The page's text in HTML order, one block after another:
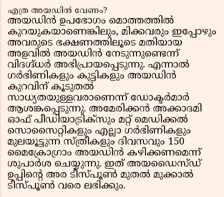
എത്ര അയഡിൻ വേണം?
അയഡിൻ ഉപഭോഗം മൊത്തത്തിൽ
കുറയുകയാണെങ്കിലും, മിക്കവരും ഇപ്പോഴും
അവരുടെ ഭക്ഷണത്തിലൂടെ മതിയായ
അളവിൽ അയഡിൻ നേടുന്നുണ്ടെന്ന്
വിദഗ്ദ്ധർ അഭിപ്രായപ്പെടുന്നു. എന്നാൽ
ഗർഭിണികളും കുട്ടികളും അയഡിൻ
കുറവിന് കൂടുതൽ
സാധ്യതയുള്ളവരാണെന്ന് ഡോക്ടർമാർ
ആശങ്കപ്പെടുന്നു. അമേരിക്കൻ അക്കാദമി
ഓഫ് പീഡിയാട്രിക്സും മറ്റ് മെഡിക്കൽ
സൊസൈറ്റികളും എല്ലാ ഗർഭിണികളും
മുലയൂട്ടുന്ന സ്ത്രീകളും ദിവസവും 150
മൈക്രോഗ്രാം അയഡിൻ കഴിക്കണമെന്ന്
ശുപാർശ ചെയ്യുന്നു. ഇത് അയഡൈസ്ഡ്
ഉപ്പിന്റെ അര ടീസ്പൂൺ മുതൽ മുക്കാൽ
ടീസ്പൂൺ വരെ ലഭിക്കും.